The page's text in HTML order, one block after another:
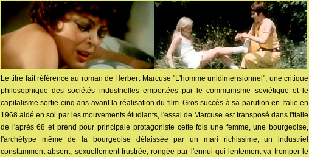
Le titre fait référence au roman de Herbert Marcuse "L'homme unidimensionnel", une critique
philosophique des sociétés industrielles emportées par le communisme soviétique et le
capitalisme sortie cinq ans avant la réalisation du film. Gros succès à sa parution en Italie en
1968 aidé en soi par les mouvements étudiants, l'essai de Marcuse est transposé dans l'Italie
de l'après 68 et prend pour principale protagoniste cette fois une femme, une bourgeoise,
l'archétype même de la bourgeoise délaissée par un mari richissime, un industriel
constamment absent, sexuellement frustrée, rongée par l'ennui qui lentement va tromper le